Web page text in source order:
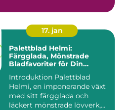
17. jan
Palettblad Helmi:
Färgglada, Mönstrade
Bladfavoriter för Din
Introduktion Palettblad
Helmi, en imponerande växt
med sitt färgglada och
läckert mönstrade lövverk,...